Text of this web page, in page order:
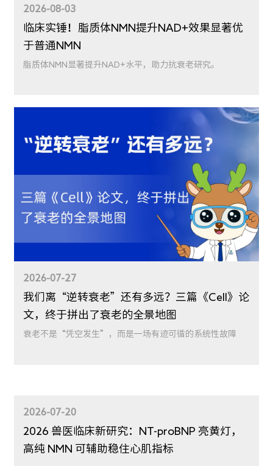
2026-08-03
临床实锤！脂质体NMN提升NAD+效果显著优
于普通NMN
脂质体NMN显著提升NAD+水平，助力抗衰老研究。
2026-07-27
我们离“逆转衰老”还有多远？三篇《Cell》论
文，终于拼出了衰老的全景地图
衰老不是“凭空发生”，而是一场有迹可循的系统性故障
2026-07-20
2026 兽医临床新研究：NT-proBNP 亮黄灯，
高纯 NMN 可辅助稳住心肌指标